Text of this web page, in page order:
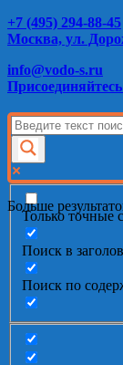
+7 (495) 294-88-45
Москва, ул.
info@vodo-s.ru
Больше
Только точные
Поиск в
Поиск по